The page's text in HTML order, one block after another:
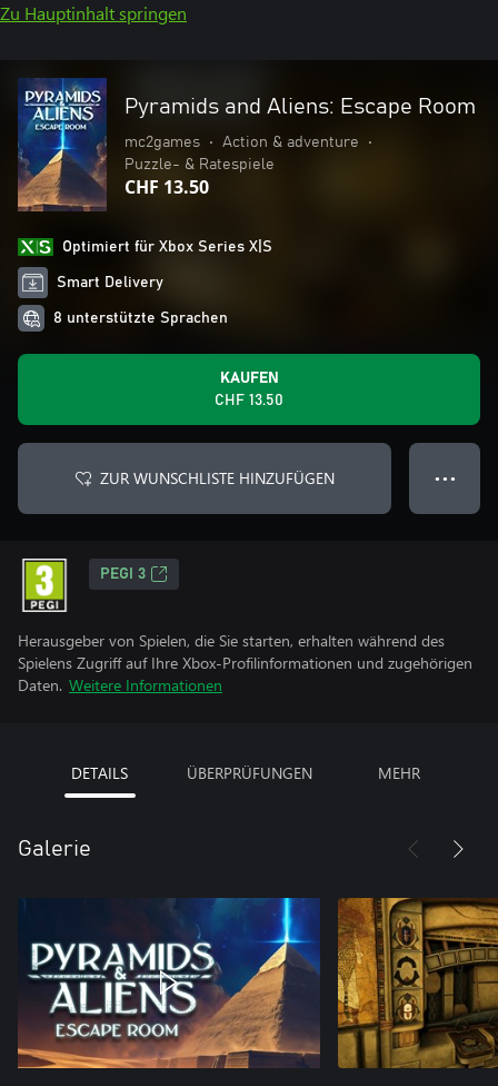
Zu Hauptinhalt springen
Pyramids and Aliens: Escape Room
mc2games • Action & adventure
•
Puzzle- & Ratespiele
CHF 13.50
Optimiert für Xbox Series X|S
Smart Delivery
8 unterstützte Sprachen
KAUFEN
CHF 13.50
ZUR WUNSCHLISTE HINZUFÜGEN ● ● ●
PEGI 3
Herausgeber von Spielen, die Sie starten, erhalten während des
Spielens Zugriff auf Ihre Xbox-Profilinformationen und zugehörigen
Daten. Weitere Informationen
DETAILS ÜBERPRÜFUNGEN MEHR
Galerie